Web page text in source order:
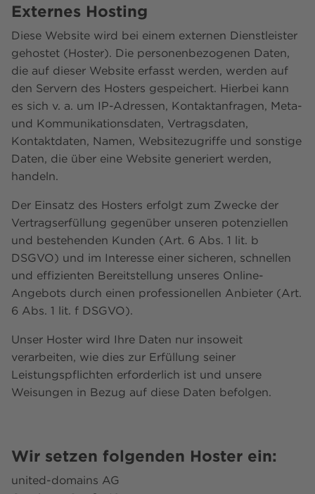
Externes Hosting
Diese Website wird bei einem externen Dienstleister
gehostet (Hoster). Die personenbezogenen Daten,
die auf dieser Website erfasst werden, werden auf
den Servern des Hosters gespeichert. Hierbei kann
es sich v. a. um IP-Adressen, Kontaktanfragen, Meta-
und Kommunikationsdaten, Vertragsdaten,
Kontaktdaten, Namen, Websitezugriffe und sonstige
Daten, die über eine Website generiert werden,
handeln.
Der Einsatz des Hosters erfolgt zum Zwecke der
Vertragserfüllung gegenüber unseren potenziellen
und bestehenden Kunden (Art. 6 Abs. 1 lit. b
DSGVO) und im Interesse einer sicheren, schnellen
und effizienten Bereitstellung unseres Online-
Angebots durch einen professionellen Anbieter (Art.
6 Abs. 1 lit. f DSGVO).
Unser Hoster wird Ihre Daten nur insoweit
verarbeiten, wie dies zur Erfüllung seiner
Leistungspflichten erforderlich ist und unsere
Weisungen in Bezug auf diese Daten befolgen.
Wir setzen folgenden Hoster ein:
united-domains AG